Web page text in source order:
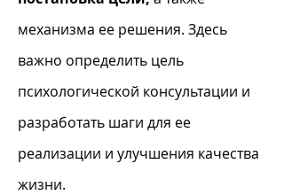
механизма ее решения. Здесь
важно определить цель
психологической консультации и
разработать шаги для ее
реализации и улучшения качества
жизни.